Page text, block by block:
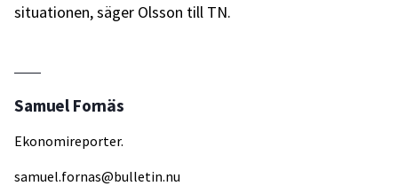
situationen, säger Olsson till TN.
Samuel Fornäs
Ekonomireporter.
samuel.fornas@bulletin.nu